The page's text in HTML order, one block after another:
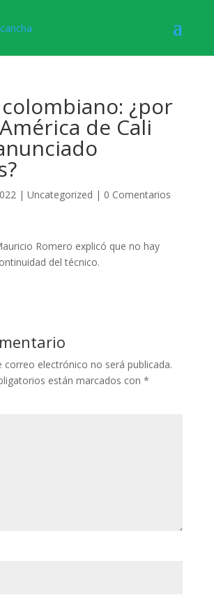
¿por
de Cali
| Uncategorized | 0 Comentarios
Romero explicó que no hay
del técnico.
correo electrónico no será publicada.
están marcados con *